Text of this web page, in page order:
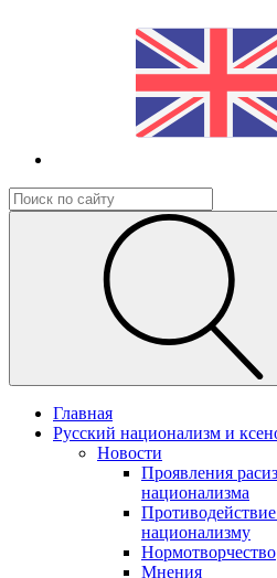
Главная
Русский национализм и
Новости
Проявления
национализма
национализму
Нормотворчество
Мнения